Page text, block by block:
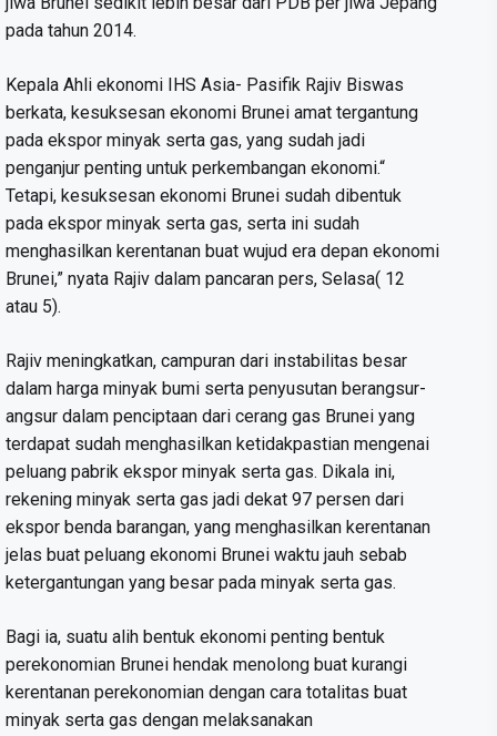
pada tahun 2014.
Kepala Ahli ekonomi IHS Asia- Pasifik Rajiv Biswas
berkata, kesuksesan ekonomi Brunei amat tergantung
pada ekspor minyak serta gas, yang sudah jadi
penganjur penting untuk perkembangan ekonomi.“
Tetapi, kesuksesan ekonomi Brunei sudah dibentuk
pada ekspor minyak serta gas, serta ini sudah
menghasilkan kerentanan buat wujud era depan ekonomi
Brunei,” nyata Rajiv dalam pancaran pers, Selasa( 12
atau 5).
Rajiv meningkatkan, campuran dari instabilitas besar
dalam harga minyak bumi serta penyusutan berangsur-
angsur dalam penciptaan dari cerang gas Brunei yang
terdapat sudah menghasilkan ketidakpastian mengenai
peluang pabrik ekspor minyak serta gas. Dikala ini,
rekening minyak serta gas jadi dekat 97 persen dari
ekspor benda barangan, yang menghasilkan kerentanan
jelas buat peluang ekonomi Brunei waktu jauh sebab
ketergantungan yang besar pada minyak serta gas.
Bagi ia, suatu alih bentuk ekonomi penting bentuk
perekonomian Brunei hendak menolong buat kurangi
kerentanan perekonomian dengan cara totalitas buat
minyak serta gas dengan melaksanakan